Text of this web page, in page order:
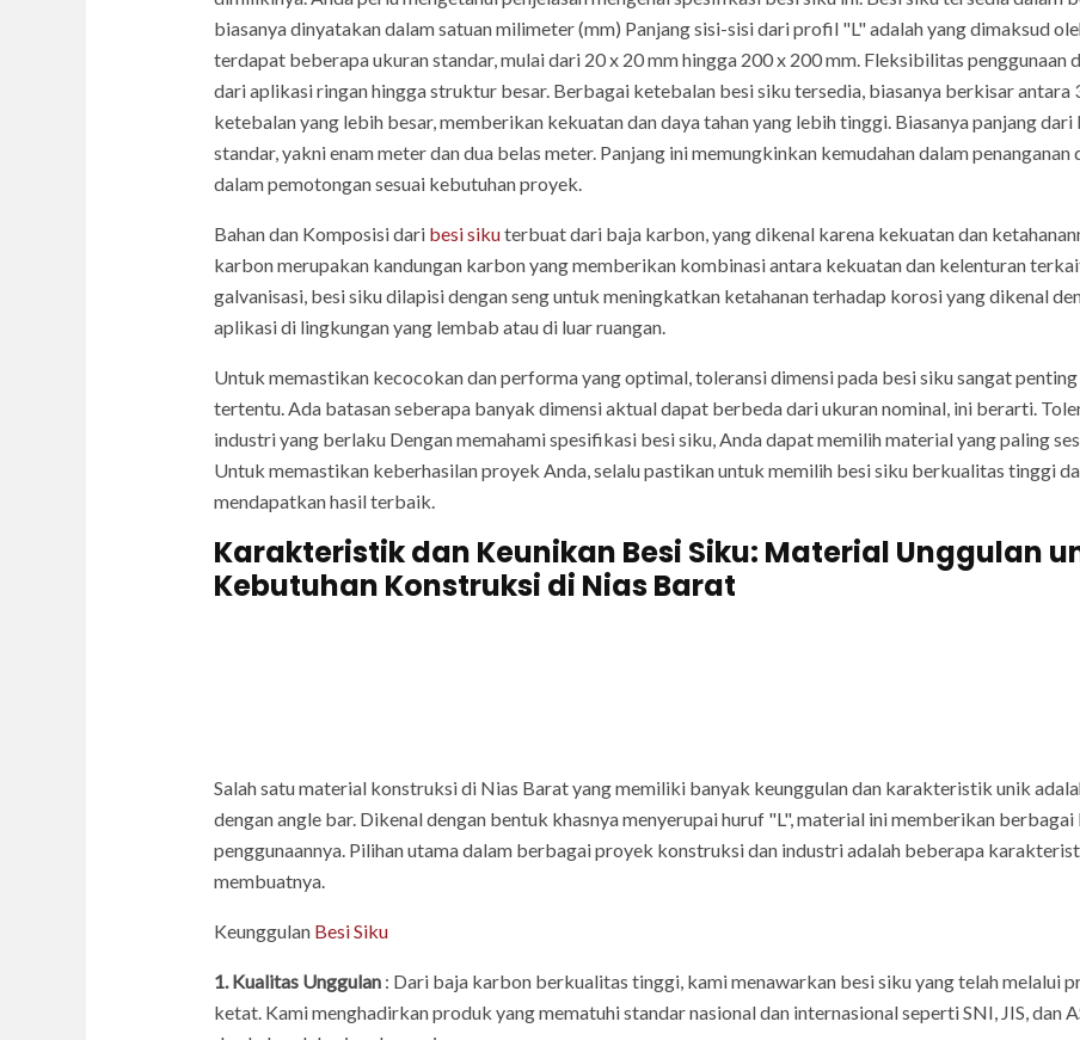
biasanya dinyatakan dalam satuan milimeter (mm) Panjang sisi-sisi dari profil "L" adalah yang dimaksud
terdapat beberapa ukuran standar, mulai dari 20 x 20 mm hingga 200 x 200 mm. Fleksibilitas penggunaan
dari aplikasi ringan hingga struktur besar. Berbagai ketebalan besi siku tersedia, biasanya berkisar antara
ketebalan yang lebih besar, memberikan kekuatan dan daya tahan yang lebih tinggi. Biasanya panjang
standar, yakni enam meter dan dua belas meter. Panjang ini memungkinkan kemudahan dalam
dalam pemotongan sesuai kebutuhan proyek.
Bahan dan Komposisi daribesi sikuterbuat dari baja karbon, yang dikenal karena kekuatan dan
karbon merupakan kandungan karbon yang memberikan kombinasi antara kekuatan dan kelenturan
galvanisasi, besi siku dilapisi dengan seng untuk meningkatkan ketahanan terhadap korosi yang dikenal
aplikasi di lingkungan yang lembab atau di luar ruangan.
Untuk memastikan kecocokan dan performa yang optimal, toleransi dimensi pada besi siku sangat
tertentu. Ada batasan seberapa banyak dimensi aktual dapat berbeda dari ukuran nominal, ini berarti.
industri yang berlaku Dengan memahami spesifikasi besi siku, Anda dapat memilih material yang paling
Untuk memastikan keberhasilan proyek Anda, selalu pastikan untuk memilih besi siku berkualitas tinggi
mendapatkan hasil terbaik.
Karakteristik dan Keunikan Besi Siku: Material Unggulan
Kebutuhan Konstruksi di Nias Barat
Salah satu material konstruksi di Nias Barat yang memiliki banyak keunggulan dan karakteristik unik
dengan angle bar. Dikenal dengan bentuk khasnya menyerupai huruf "L", material ini memberikan
penggunaannya. Pilihan utama dalam berbagai proyek konstruksi dan industri adalah beberapa
membuatnya.
Keunggulan Besi Siku
1. Kualitas Unggulan: Dari baja karbon berkualitas tinggi, kami menawarkan besi siku yang telah melalui
ketat. Kami menghadirkan produk yang mematuhi standar nasional dan internasional seperti SNI, JIS, dan